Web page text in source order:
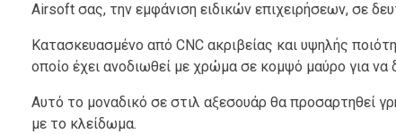
Airsoft σας, την εμφάνιση ειδικών επιχειρήσεων, σε
Κατασκευασμένο από CNC ακριβείας και υψηλής
οποίο έχει ανοδιωθεί με χρώμα σε κομψό μαύρο για να
Αυτό το μοναδικό σε στιλ αξεσουάρ θα προσαρτηθεί
με το κλείδωμα.